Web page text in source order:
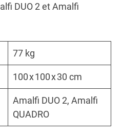
DUO 2 et Amalfi
77 kg
100 x 100 x 30 cm
Amalfi DUO 2, Amalfi
QUADRO